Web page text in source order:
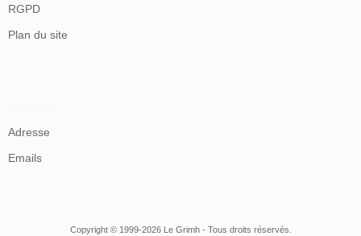
RGPD
Plan du site
Adresse
Emails
Copyright © 1999-2026 Le Grimh - Tous droits réservés.